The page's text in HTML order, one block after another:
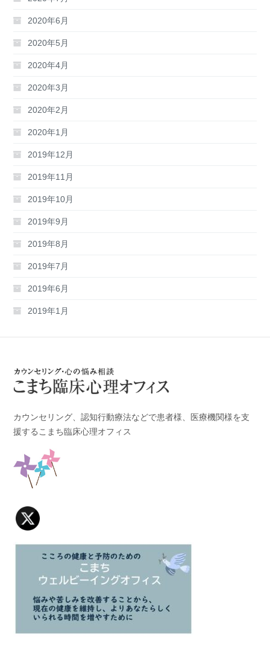
2020年6月
2020年5月
2020年4月
2020年3月
2020年2月
2020年1月
2019年12月
2019年11月
2019年10月
2019年9月
2019年8月
2019年7月
2019年6月
2019年1月
カウンセリング、認知行動療法などで患者様、医療機関様を支
援するこまち臨床心理オフィス